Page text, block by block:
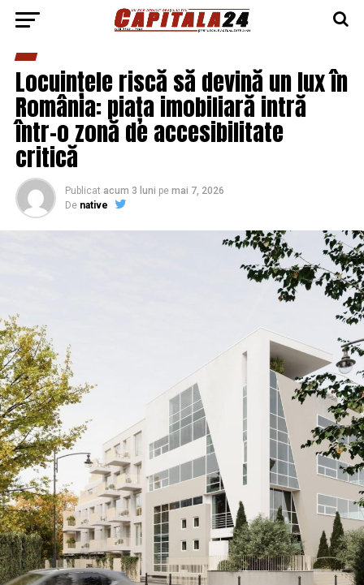
Locuințele riscă să devină un lux în
România: piața imobiliară intră
într-o zonă de accesibilitate
critică
Publicat acum 3 luni pe mai 7, 2026
De native